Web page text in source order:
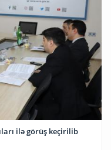
ilə görüş keçirilib